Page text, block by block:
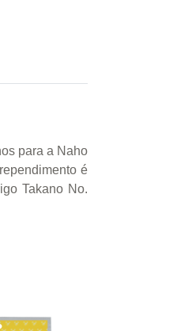
para a Naho
é
Takano No.